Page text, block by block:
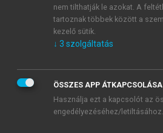
mersz.huoldalak
tudomásul veszem és elfogadom.
KIPRÓBÁLOM
nem tilthatják le azokat. A
tartoznak többek között a
kezelő sütik.
↓ 3 szolgáltatás
ÖSSZES APP ÁTKAPCSOLÁSA
Használja ezt a kapcsolót az
engedélyezéséhez/letiltásához.